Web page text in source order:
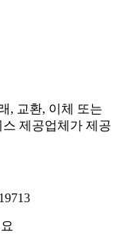
, 교환, 이체 또는
제공업체가 제공